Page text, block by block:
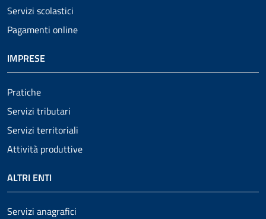
Servizi scolastici
Pagamenti online
IMPRESE
Pratiche
Servizi tributari
Servizi territoriali
Attività produttive
ALTRI ENTI
Servizi anagrafici